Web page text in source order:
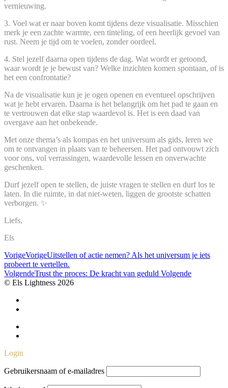
vernieuwing.
3. Voel wat er naar boven komt tijdens deze visualisatie. Misschien
merk je een zachte warmte, een tinteling, of een heerlijk gevoel van
rust. Neem je tijd om te voelen, zonder oordeel.
4. Stel jezelf daarna open tijdens de dag. Wat wordt er getoond,
waar wordt je je bewust van? Welke inzichten komen spontaan, of is
het een confrontatie?
Na de visualisatie kun je je ogen openen en eventueel opschrijven
wat je hebt ervaren. Daarna is het belangrijk om het pad te gaan en
te vertrouwen dat elke stap waardevol is. Het is een daad van
overgave aan het onbekende.
Met onze thema’s als kompas en het universum als gids, leren we
om te ontvangen in plaats van te beheersen. Het pad ontvouwt zich
voor ons, vol verrassingen, waardevolle lessen en onverwachte
geschenken.
Durf jezelf open te stellen, de juiste vragen te stellen en durf los te
laten. In die ruimte, in dat niet-weten, liggen de grootste schatten
verborgen. ✨
Liefs,
Els
VorigeVorigeUitstellen of actie nemen? Als het universum je iets
probeert te vertellen.
VolgendeTrust the proces: De kracht van geduld Volgende
© Els Lightness 2026
Login
Gebruikersnaam of e-mailadres